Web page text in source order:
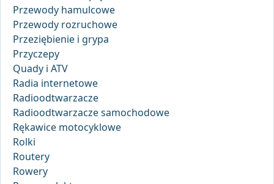
Przewody hamulcowe
Przewody rozruchowe
Przeziębienie i grypa
Przyczepy
Quady i ATV
Radia internetowe
Radioodtwarzacze
Radioodtwarzacze samochodowe
Rękawice motocyklowe
Rolki
Routery
Rowery